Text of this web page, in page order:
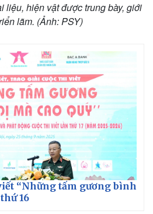
liệu, hiện vật được trung bày, giới
lãm. (Ảnh: PSY)
“Những tấm gương bình
16